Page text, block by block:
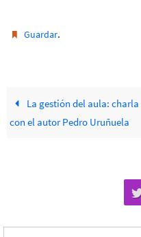
Guardar.
La gestión del aula: charla
con el autor Pedro Uruñuela